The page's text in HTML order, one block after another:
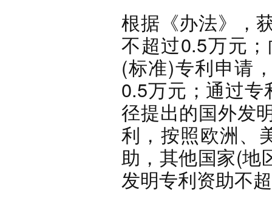
根据《办法》，
不超过0.5万元
(标准)专利申请
0.5万元；通过
径提出的国外发
利，按照欧洲、
助，其他国家(地
发明专利资助不